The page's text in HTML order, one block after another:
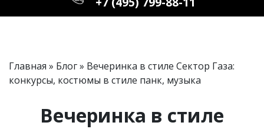
Главная » Блог» Вечеринка в стиле Сектор Газа:
конкурсы, костюмы в стиле панк, музыка
Вечеринка в стиле